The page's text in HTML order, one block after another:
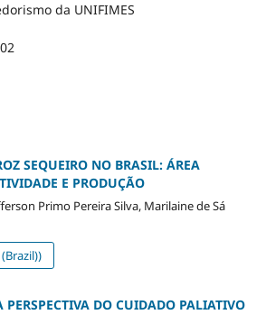
da UNIFIMES
SEQUEIRO NO BRASIL: ÁREA
E PRODUÇÃO
Primo Pereira Silva, Marilaine de Sá
DO CUIDADO PALIATIVO